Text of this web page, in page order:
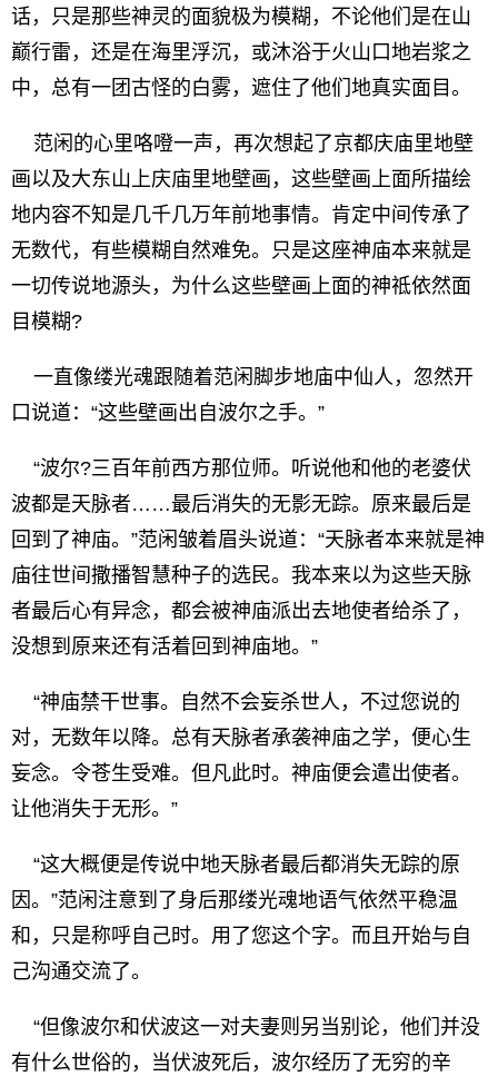
话，只是那些神灵的面貌极为模糊，不论他们是在山
巅行雷，还是在海里浮沉，或沐浴于火山口地岩浆之
中，总有一团古怪的白雾，遮住了他们地真实面目。
范闲的心里咯噔一声，再次想起了京都庆庙里地壁
画以及大东山上庆庙里地壁画，这些壁画上面所描绘
地内容不知是几千几万年前地事情。肯定中间传承了
无数代，有些模糊自然难免。只是这座神庙本来就是
一切传说地源头，为什么这些壁画上面的神祗依然面
目模糊?
一直像缕光魂跟随着范闲脚步地庙中仙人，忽然开
口说道：“这些壁画出自波尔之手。”
“波尔?三百年前西方那位师。听说他和他的老婆伏
波都是天脉者……最后消失的无影无踪。原来最后是
回到了神庙。”范闲皱着眉头说道：“天脉者本来就是神
庙往世间撒播智慧种子的选民。我本来以为这些天脉
者最后心有异念，都会被神庙派出去地使者给杀了，
没想到原来还有活着回到神庙地。”
“神庙禁干世事。自然不会妄杀世人，不过您说的
对，无数年以降。总有天脉者承袭神庙之学，便心生
妄念。令苍生受难。但凡此时。神庙便会遣出使者。
让他消失于无形。”
“这大概便是传说中地天脉者最后都消失无踪的原
因。”范闲注意到了身后那缕光魂地语气依然平稳温
和，只是称呼自己时。用了您这个字。而且开始与自
己沟通交流了。
“但像波尔和伏波这一对夫妻则另当别论，他们并没
有什么世俗的，当伏波死后，波尔经历了无穷的辛